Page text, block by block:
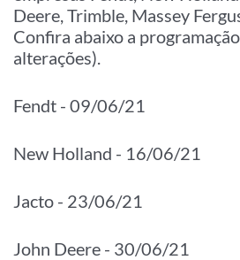
Deere, Trimble, Massey
Confira abaixo a
alterações).
Fendt - 09/06/21
New Holland - 16/06/21
Jacto - 23/06/21
John Deere - 30/06/21